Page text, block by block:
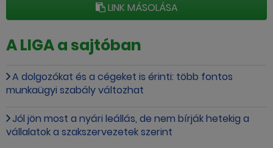
LINK MÁSOLÁSA
A LIGA a sajtóban
A dolgozókat és a cégeket is érinti: több fontos
munkaügyi szabály változhat
Jól jön most a nyári leállás, de nem bírják hetekig a
vállalatok a szakszervezetek szerint